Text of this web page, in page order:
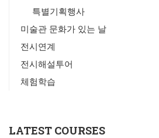
특별기획행사
미술관 문화가 있는 날
전시연계
전시해설투어
체험학습
LATEST COURSES